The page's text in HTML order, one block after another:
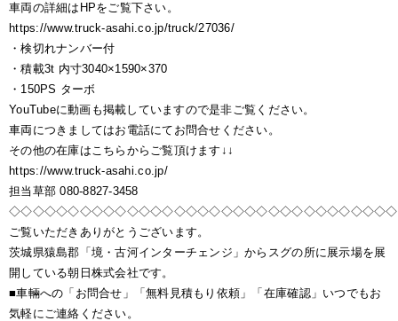
車両の詳細はHPをご覧下さい。
https://www.truck-asahi.co.jp/truck/27036/
・検切れナンバー付
・積載3t 内寸3040×1590×370
・150PS ターボ
YouTubeに動画も掲載していますので是非ご覧ください。
車両につきましてはお電話にてお問合せください。
その他の在庫はこちらからご覧頂けます↓↓
https://www.truck-asahi.co.jp/
担当草部 080-8827-3458
ご覧いただきありがとうございます。
茨城県猿島郡「境・古河インターチェンジ」からスグの所に展示場を展
開している朝日株式会社です。
■車輛への「お問合せ」「無料見積もり依頼」「在庫確認」いつでもお
気軽にご連絡ください。